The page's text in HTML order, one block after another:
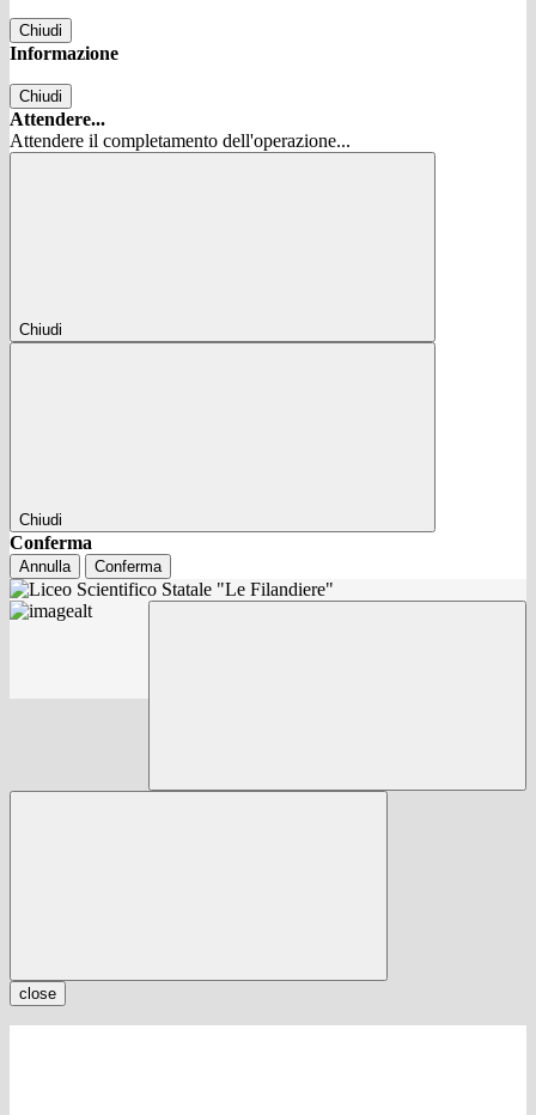
Chiudi
Informazione
Chiudi
Attendere...
Attendere il completamento dell'operazione...
Chiudi
Chiudi
Conferma
Annulla Conferma
close